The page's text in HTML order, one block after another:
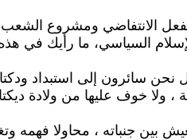
الانتفاضي ومشروع الشعب
سائرون إلى استبداد
خوف عليها من ولادة
بين جنباته ، محاولا فهمه